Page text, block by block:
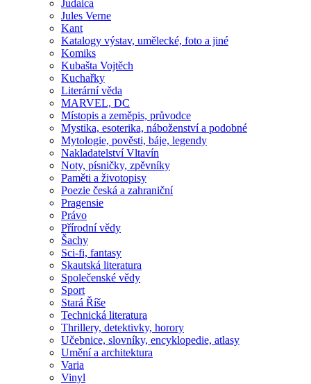
Judaica
Jules Verne
Kant
Katalogy výstav, umělecké, foto a jiné
Komiks
Kubašta Vojtěch
Kuchařky
Literární věda
MARVEL, DC
Místopis a zeměpis, průvodce
Mystika, esoterika, náboženství a podobné
Mytologie, pověsti, báje, legendy
Nakladatelství Vltavín
Noty, písničky, zpěvníky
Paměti a životopisy
Poezie česká a zahraniční
Pragensie
Právo
Přírodní vědy
Šachy
Sci-fi, fantasy
Skautská literatura
Společenské vědy
Sport
Stará Říše
Technická literatura
Thrillery, detektivky, horory
Učebnice, slovníky, encyklopedie, atlasy
Umění a architektura
Varia
Vinyl